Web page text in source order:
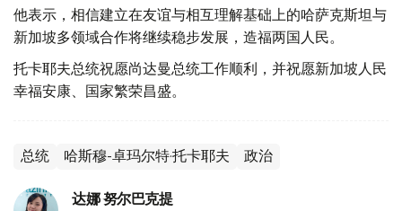
他表示，相信建立在友谊与相互理解基础上的哈萨克斯坦与
新加坡多领域合作将继续稳步发展，造福两国人民。
托卡耶夫总统祝愿尚达曼总统工作顺利，并祝愿新加坡人民
幸福安康、国家繁荣昌盛。
总统 哈斯穆-卓玛尔特·托卡耶夫 政治
达娜 努尔巴克提